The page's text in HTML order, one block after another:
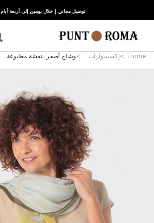
توصيل مجاني | خلال يومين إلى أربعة أيام
Home إكسسوارات وشاح أصفر بنقشة مطبوعة